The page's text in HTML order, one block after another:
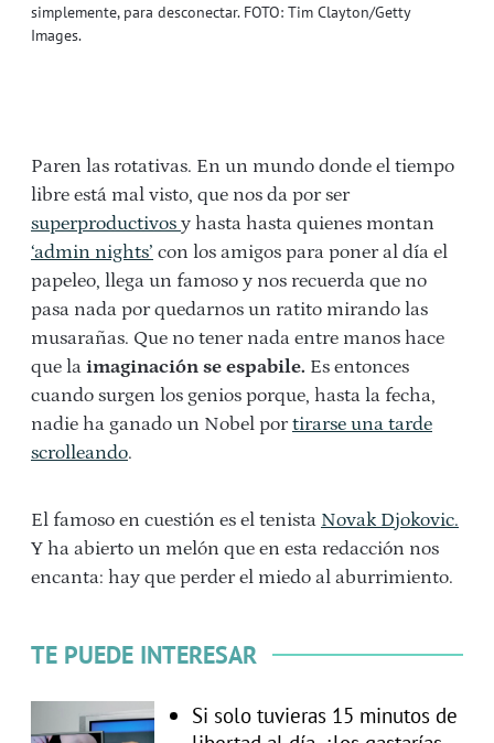
simplemente, para desconectar. FOTO: Tim Clayton/Getty
Images.
Paren las rotativas. En un mundo donde el tiempo
libre está mal visto, que nos da por ser
superproductivos y hasta hasta quienes montan
‘admin nights’ con los amigos para poner al día el
papeleo, llega un famoso y nos recuerda que no
pasa nada por quedarnos un ratito mirando las
musarañas. Que no tener nada entre manos hace
que la imaginación se espabile. Es entonces
cuando surgen los genios porque, hasta la fecha,
nadie ha ganado un Nobel portirarse una tarde
scrolleando.
El famoso en cuestión es el tenista Novak Djokovic.
Y ha abierto un melón que en esta redacción nos
encanta: hay que perder el miedo al aburrimiento.
TE PUEDE INTERESAR
Si solo tuvieras 15 minutos de